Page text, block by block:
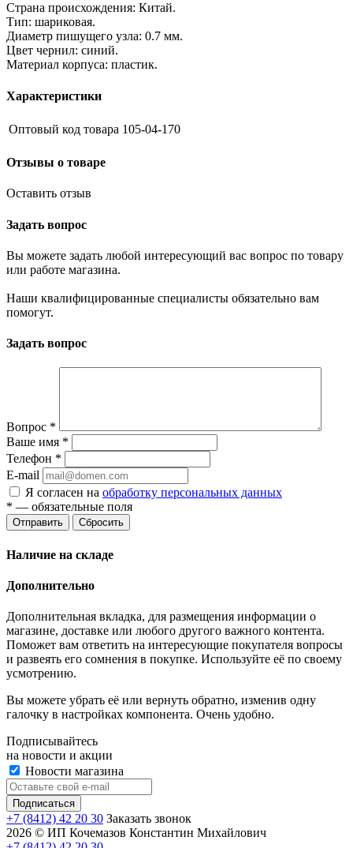
Страна происхождения: Китай.
Тип: шариковая.
Диаметр пишущего узла: 0.7 мм.
Цвет чернил: синий.
Материал корпуса: пластик.
Характеристики
Оптовый код товара 105-04-170
Отзывы о товаре
Оставить отзыв
Задать вопрос
Вы можете задать любой интересующий вас вопрос по товару
или работе магазина.
Наши квалифицированные специалисты обязательно вам
помогут.
Задать вопрос
Вопрос *
Ваше имя *
Телефон *
E-mail
Я согласен на обработку персональных данных
* — обязательные поля
Отправить Сбросить
Наличие на складе
Дополнительно
Дополнительная вкладка, для размещения информации о
магазине, доставке или любого другого важного контента.
Поможет вам ответить на интересующие покупателя вопросы
и развеять его сомнения в покупке. Используйте её по своему
усмотрению.
Вы можете убрать её или вернуть обратно, изменив одну
галочку в настройках компонента. Очень удобно.
Подписывайтесь
на новости и акции
Новости магазина
+7 (8412) 42 20 30 Заказать звонок
2026 © ИП Кочемазов Константин Михайлович